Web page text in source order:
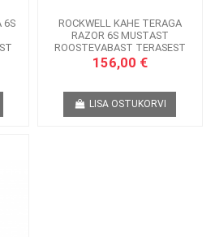
6S
ROCKWELL KAHE TERAGA
RAZOR 6S MUSTAST
ROOSTEVABAST TERASEST
156,00 €
LISA OSTUKORVI